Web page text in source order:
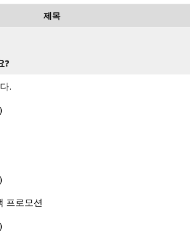
제목
?
.
프로모션